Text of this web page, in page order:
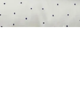
מינימלי 300,000 יח׳ | ט.ל.ח